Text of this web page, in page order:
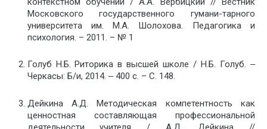
Московского государственного гумани-тарного
университета им. М.А. Шолохова. Педагогика и
психология. – 2011. – № 1
Голуб Н.Б. Риторика в высшей школе / Н.Б. Голуб. ‒
Черкасы: Б/и, 2014. ‒ 400 с. – С. 148.
Дейкина А.Д. Методическая компетентность как
ценностная составляющая профессиональной